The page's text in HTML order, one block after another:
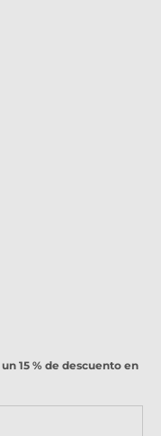
un 15 % de descuento en